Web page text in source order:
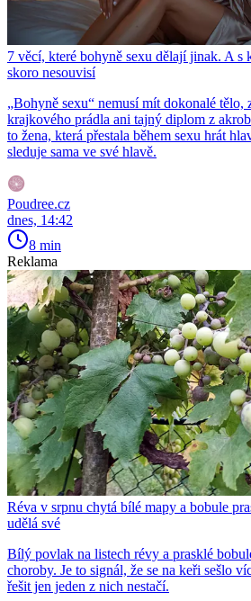
7 věcí, které bohyně sexu dělají jinak. A s
skoro nesouvisí
„Bohyně sexu“ nemusí mít dokonalé tělo,
krajkového prádla ani tajný diplom z
to žena, která přestala během sexu hrát
sleduje sama ve své hlavě.
Poudree.cz
dnes, 14:42
8 min
Reklama
Réva v srpnu chytá bílé mapy a bobule
udělá své
Bílý povlak na listech révy a prasklé
choroby. Je to signál, že se na keři sešlo
řešit jen jeden z nich nestačí.